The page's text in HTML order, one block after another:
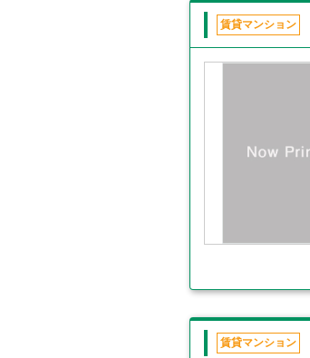
賃貸マンション
賃貸マンション